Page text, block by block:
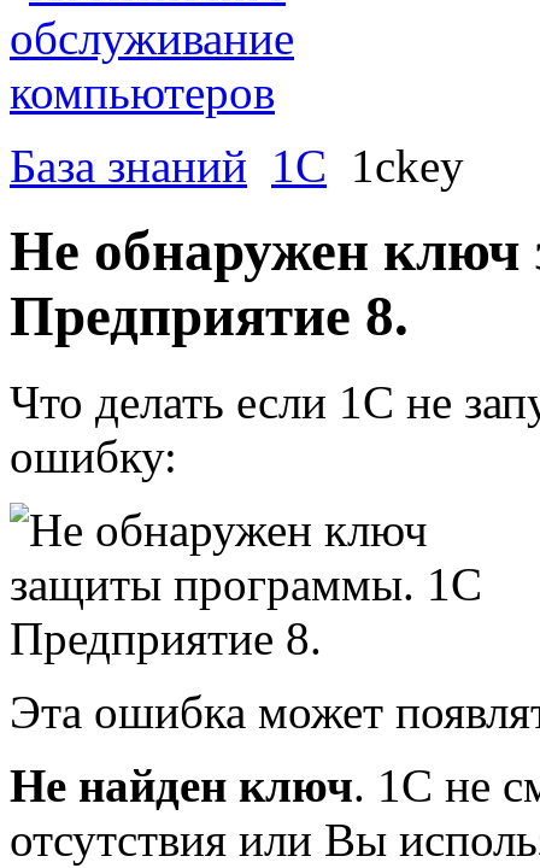
База знаний 1C 1ckey
Не обнаружен
Предприятие 8.
Что делать если 1С не
ошибку:
Эта ошибка может
Не найден ключ. 1С не
отсутствия или Вы